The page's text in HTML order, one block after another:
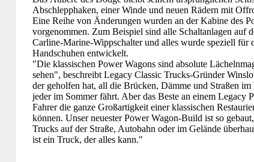
Abschlepphaken, einer Winde und neuen Rädern mit
Eine Reihe von Änderungen wurden an der Kabine des
vorgenommen. Zum Beispiel sind alle Schaltanlagen auf
Carline-Marine-Wippschalter und alles wurde speziell für
Handschuhen entwickelt.
"Die klassischen Power Wagons sind absolute
sehen", beschreibt Legacy Classic Trucks-Gründer
der geholfen hat, all die Brücken, Dämme und Straßen im
jeder im Sommer fährt. Aber das Beste an einem Legacy
Fahrer die ganze Großartigkeit einer klassischen
können. Unser neuester Power Wagon-Build ist so
Trucks auf der Straße, Autobahn oder im Gelände
ist ein Truck, der alles kann."